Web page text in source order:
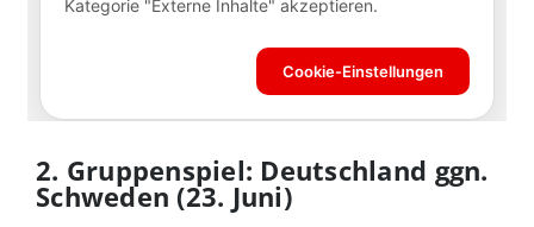
2. Gruppenspiel: Deutschland ggn.
Schweden (23. Juni)